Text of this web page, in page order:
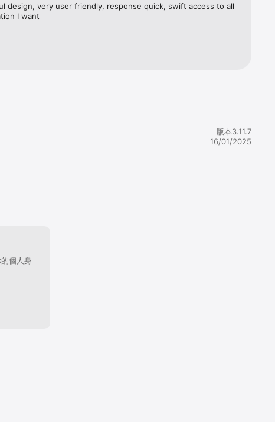
design, very user friendly, response quick, swift access to all
I want
版本3.11.7
16/01/2025
個人身